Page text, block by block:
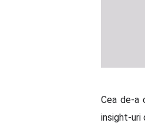
Cea de-a
insight-uri